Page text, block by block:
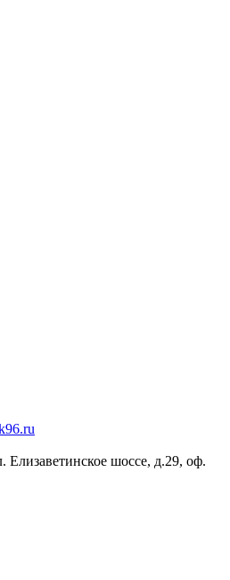
Елизаветинское шоссе, д.29, оф.